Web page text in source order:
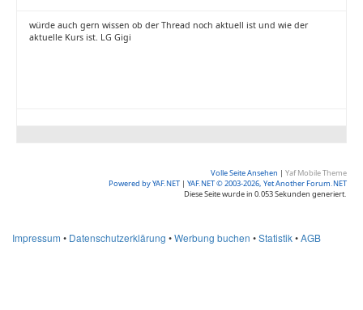
würde auch gern wissen ob der Thread noch aktuell ist und wie der
aktuelle Kurs ist. LG Gigi
Volle Seite Ansehen | Yaf Mobile Theme
Powered by YAF.NET | YAF.NET © 2003-2026, Yet Another Forum.NET
Diese Seite wurde in 0.053 Sekunden generiert.
Impressum • Datenschutzerklärung •Werbung buchen •Statistik•AGB